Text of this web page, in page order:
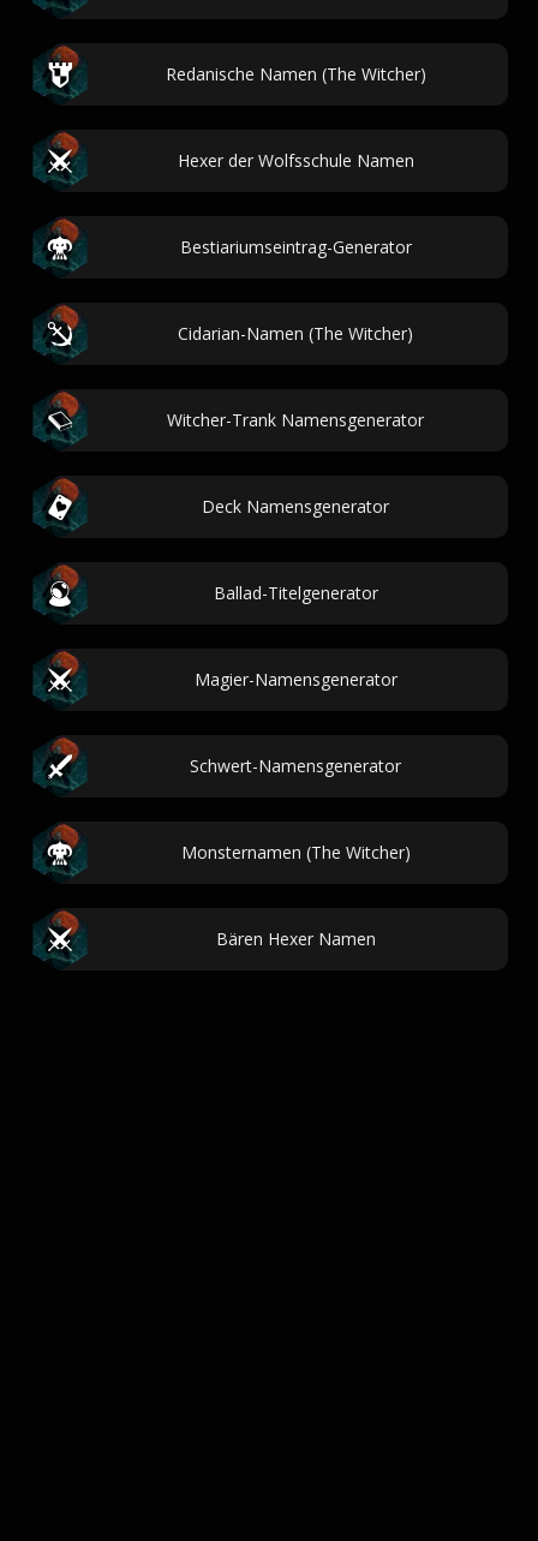
Redanische Namen (The Witcher)
Hexer der Wolfsschule Namen
Bestiariumseintrag-Generator
Cidarian-Namen (The Witcher)
Witcher-Trank Namensgenerator
Deck Namensgenerator
Ballad-Titelgenerator
Magier-Namensgenerator
Schwert-Namensgenerator
Monsternamen (The Witcher)
Bären Hexer Namen